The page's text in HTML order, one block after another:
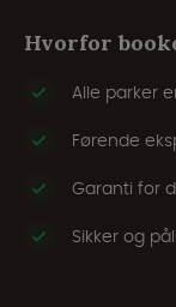
Hvorfor
Alle parker
Førende
Garanti for
Sikker og